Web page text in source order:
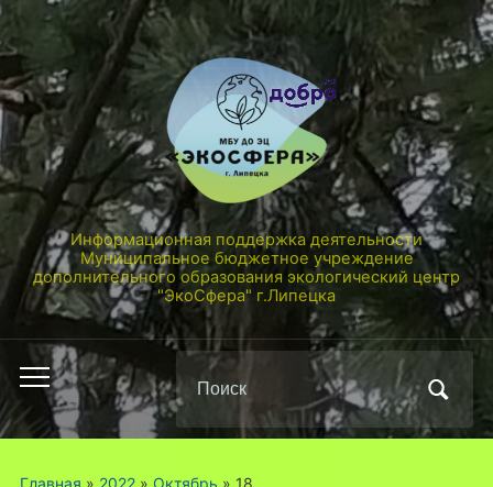
Информационная поддержка деятельности
Муниципальное бюджетное учреждение
дополнительного образования экологический центр
"ЭкоСфера" г.Липецка
Переключить
мобильное
меню
Поиск
по:
Главная » 2022» Октябрь » 18